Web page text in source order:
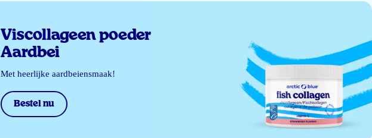
Viscollageen poeder
Aardbei
Met heerlijke aardbeiensmaak!
Bestel nu